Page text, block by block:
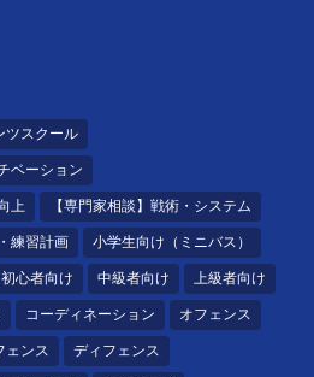
ツスクール
ベーション
上 【専門家相談】戦術・システム
練習計画 小学生向け（ミニバス）
初心者向け 中級者向け 上級者向け
コーディネーション オフェンス
ェンス ディフェンス